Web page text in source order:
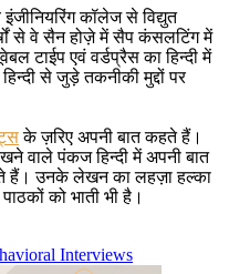
कॉलेज से विद्युत
से वे सैन होज़े में सैप कंसलटिंग में
टाईप एवं वर्डप्रैस का हिन्दी में
से जुड़े तकनीकी मुद्दों पर
के ज़रिए अपनी बात कहते हैं।
वाले पंकज हिन्दी में अपनी बात
हैं। उनके लेखन का लहज़ा हल्का
को भाती भी है।